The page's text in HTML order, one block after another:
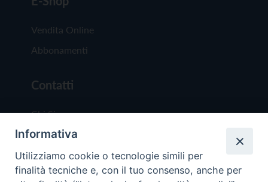
Vendita Online
Abbonamenti
Contatti
Chi Siamo
Redazione
Scrivici
Informativa
Utilizziamo cookie o tecnologie simili per
finalità tecniche e, con il tuo consenso, anche per